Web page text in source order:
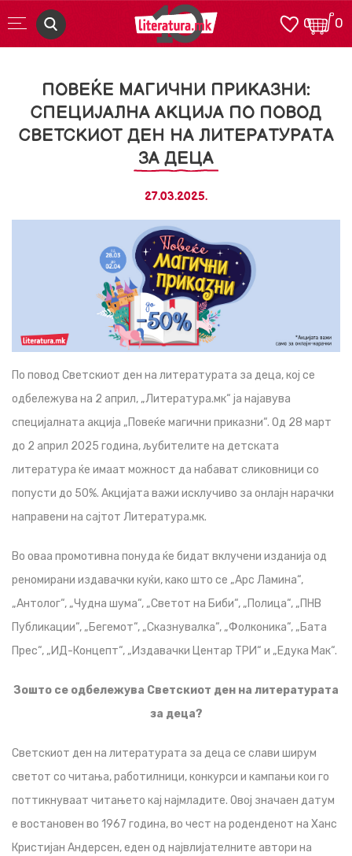
0
0
ПОВЕЌЕ МАГИЧНИ ПРИКАЗНИ:
СПЕЦИЈАЛНА АКЦИЈА ПО ПОВОД
СВЕТСКИОТ ДЕН НА ЛИТЕРАТУРАТА
ЗА ДЕЦА
27.03.2025.
По повод Светскиот ден на литературата за деца, кој се
одбележува на 2 април, „Литература.мк“ ја најавува
специјалната акција „Повеќе магични приказни“. Од 28 март
до 2 април 2025 година, љубителите на детската
литература ќе имаат можност да набават сликовници со
попусти до 50%. Акцијата важи исклучиво за онлајн нарачки
направени на сајтот Литература.мк.
Во оваа промотивна понуда ќе бидат вклучени изданија од
реномирани издавачки куќи, како што се „Арс Ламина“,
„Антолог“, „Чудна шума“, „Светот на Биби“, „Полица“, „ПНВ
Публикации“, „Бегемот“, „Сказнувалка“, „Фолконика“, „Бата
Прес“, „ИД-Концепт“, „Издавачки Центар ТРИ“ и „Едука Мак“.
Зошто се одбележува Светскиот ден на литературата
за деца?
Светскиот ден на литературата за деца се слави ширум
светот со читања, работилници, конкурси и кампањи кои го
поттикнуваат читањето кај најмладите. Овој значаен датум
е востановен во 1967 година, во чест на роденденот на Ханс
Кристијан Андерсен, еден од највлијателните автори на